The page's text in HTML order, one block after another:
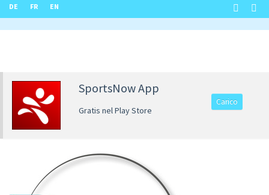
DE FR EN
SportsNow App
Gratis nel Play Store
Carico